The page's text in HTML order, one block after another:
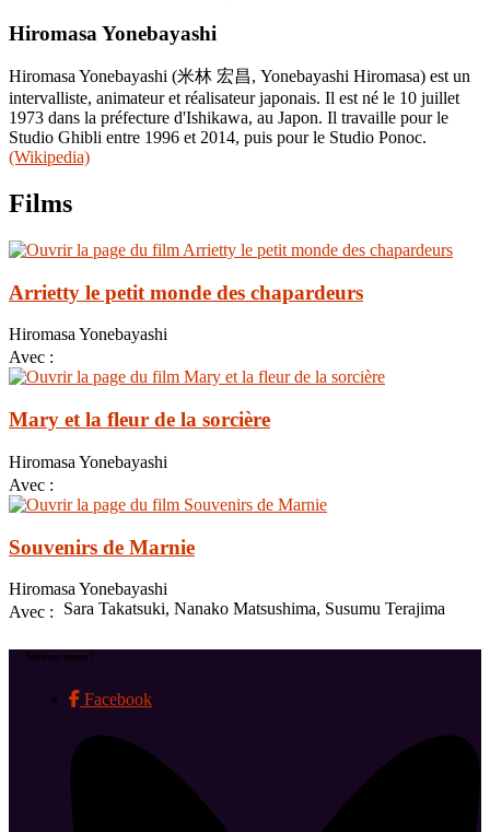
Hiromasa Yonebayashi
Hiromasa Yonebayashi (米林 宏昌, Yonebayashi Hiromasa) est un
intervalliste, animateur et réalisateur japonais. Il est né le 10 juillet
1973 dans la préfecture d'Ishikawa, au Japon. Il travaille pour le
Studio Ghibli entre 1996 et 2014, puis pour le Studio Ponoc.
(Wikipedia)
Films
Arrietty le petit monde des chapardeurs
Hiromasa Yonebayashi
Avec :
Mary et la fleur de la sorcière
Hiromasa Yonebayashi
Avec :
Souvenirs de Marnie
Hiromasa Yonebayashi
Avec :
Sara Takatsuki, Nanako Matsushima, Susumu Terajima
Suivez-nous !
Facebook